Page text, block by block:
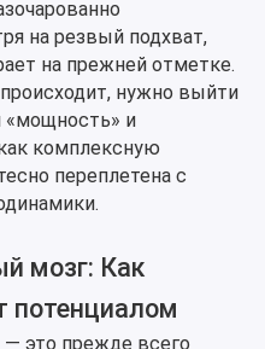
на резвый подхват,
на прежней отметке.
нужно выйти
«мощность» и
комплексную
переплетена с
мозг: Как
потенциалом
это прежде всего